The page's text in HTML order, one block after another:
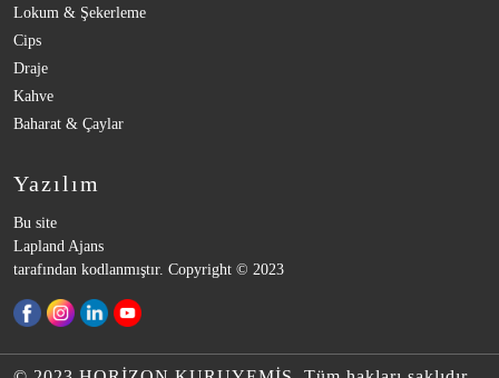
Lokum & Şekerleme
Cips
Draje
Kahve
Baharat & Çaylar
Yazılım
Bu site
Lapland Ajans
tarafından kodlanmıştır. Copyright © 2023